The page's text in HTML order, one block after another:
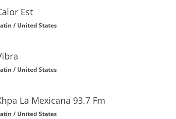
Est
/ United States
/ United States
La Mexicana 93.7 Fm
/ United States